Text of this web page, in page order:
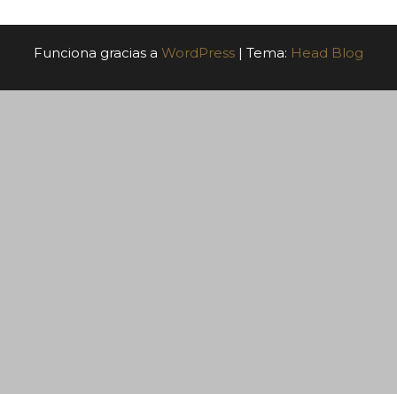
Funciona gracias a WordPress | Tema: Head Blog